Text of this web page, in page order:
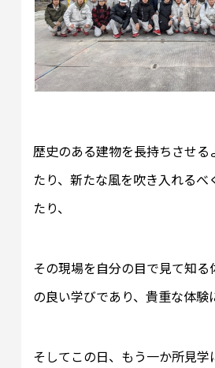
歴史のある建物を長持ちさせる
たり、新たな風を吹き入れるべ
たり、
その現場を自分の目で見て知る
の良い学びであり、貴重な体験
そしてこの日、もう一か所見学